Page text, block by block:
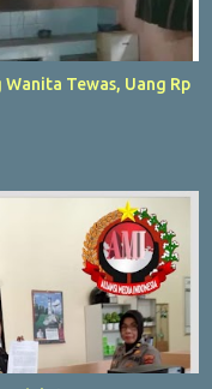
Tewas, Uang Rp